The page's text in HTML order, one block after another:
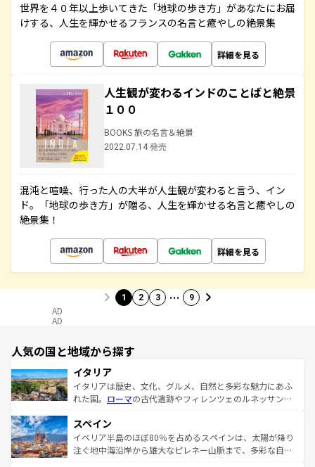
世界を４０年以上歩いてきた「地球の歩き方」があなたにお届
けする、人生を輝かせるフランスの名言と癒やしの絶景集
詳細を見る
人生観が変わるインドのことばと絶景
１００
BOOKS 旅の名言＆絶景
2022.07.14 発売
混沌と喧噪、行った人の大半が人生観が変わると言う、イン
ド。「地球の歩き方」が贈る、人生を輝かせる名言と癒やしの
絶景集！
詳細を見る
1 2 3 … 9
AD
AD
人気の国と地域から探す
イタリア
イタリアは歴史、文化、グルメ、自然と多彩な魅力にあふ
れた国。 ローマの古代遺跡やフィレンツェのルネッサンス
ろん、トスカーナの美しい田園風景やアマルフィ海岸の絶
景など、自然景観も見逃せない。観光の合間には、本場の
ピザやパスタなど、絶品のイタリア料理を堪能することも
スペイン
イベリア半島のほぼ80％を占めるスペインは、太陽が降り
注ぐ地中海沿岸から雄大なピレネー山脈まで、多彩な自然